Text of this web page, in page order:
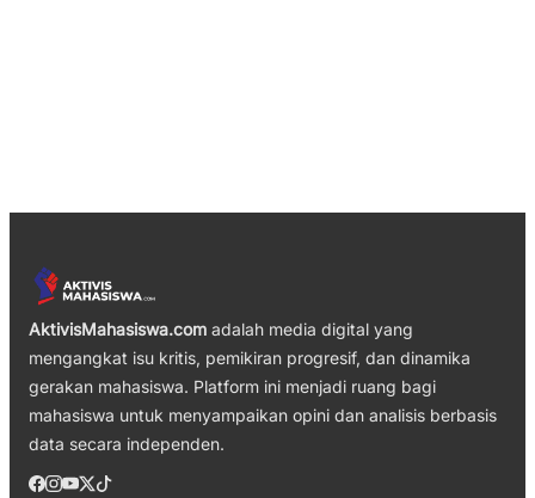
AktivisMahasiswa.com adalah media digital yang
mengangkat isu kritis, pemikiran progresif, dan dinamika
gerakan mahasiswa. Platform ini menjadi ruang bagi
mahasiswa untuk menyampaikan opini dan analisis berbasis
data secara independen.